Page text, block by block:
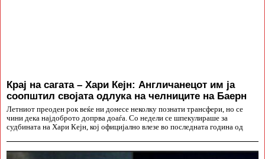
Крај на сагата – Хари Кејн: Англичанецот им ја
соопштил својата одлука на челниците на Баерн
Летниот преоден рок веќе ни донесе неколку познати трансфери, но се
чини дека најдоброто допрва доаѓа. Со недели се шпекулираше за
судбината на Хари Кејн, кој официјално влезе во последната година од